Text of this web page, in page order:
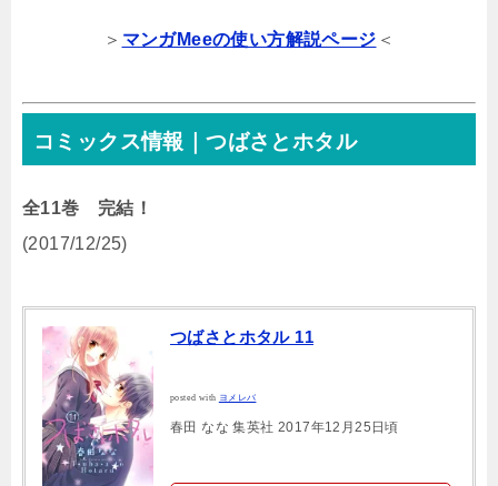
＞ マンガMeeの使い方解説ページ ＜
コミックス情報｜つばさとホタル
全11巻 完結！
(2017/12/25)
つばさとホタル 11
posted with ヨメレバ
春田 なな 集英社 2017年12月25日頃